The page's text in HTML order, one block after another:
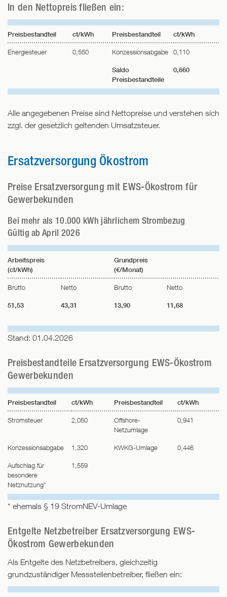
In den Nettopreis fließen ein:
Preisbestandteil ct/kWh Preisbestandteil ct/kWh
Energiesteuer 0,550 Konzessionsabgabe 0,110
Saldo
Preisbestandteile
0,660
Alle angegebenen Preise sind Nettopreise und verstehen sich
zzgl. der gesetzlich geltenden Umsatzsteuer.
Ersatzversorgung Ökostrom
Preise Ersatzversorgung mit EWS-Ökostrom für
Gewerbekunden
Bei mehr als 10.000 kWh jährlichem Strombezug
Gültig ab April 2026
Arbeitspreis
(ct/kWh)
Grundpreis
(€/Monat)
Brutto Netto Brutto Netto
51,53 43,31 13,90 11,68
Stand: 01.04.2026
Preisbestandteile Ersatzversorgung EWS-Ökostrom
Gewerbekunden
Preisbestandteil ct/kWh Preisbestandteil ct/kWh
Stromsteuer 2,050
Offshore-
Netzumlage
0,941
Konzessionsabgabe 1,320 KWKG-Umlage 0,446
Aufschlag für
besondere
Netznutzung*
1,559
* ehemals § 19 StromNEV-Umlage
Entgelte Netzbetreiber Ersatzversorgung EWS-
Ökostrom Gewerbekunden
Als Entgelte des Netzbetreibers, gleichzeitig
grundzuständiger Messstellenbetreiber, fließen ein: